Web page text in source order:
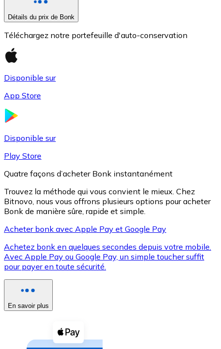
XRP
XRP
Voir toutes
Coupons crypto
Achetez des cryptomonnaies en espèces et d'autres
Détails du prix de Bonk
Téléchargez notre portefeuille d'auto-conservation
Disponible sur
App Store
Disponible sur
Play Store
Quatre façons d’acheter Bonk instantanément
Trouvez la méthode qui vous convient le mieux. Chez
Bitnovo, nous vous offrons plusieurs options pour acheter
Bonk de manière sûre, rapide et simple.
Acheter bonk avec Apple Pay et Google Pay
Achetez bonk en quelques secondes depuis votre mobile.
Avec Apple Pay ou Google Pay, un simple toucher suffit
pour payer en toute sécurité.
En savoir plus